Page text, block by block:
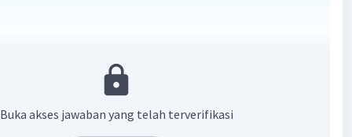
2) —> dikali silang
Buka akses jawaban yang telah terverifikasi